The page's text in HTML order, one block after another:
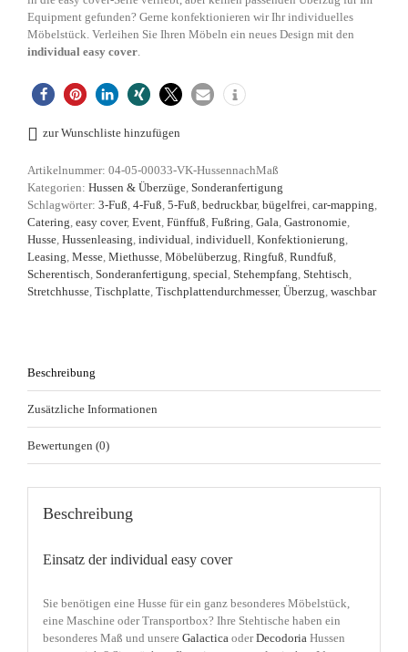
Equipment gefunden? Gerne konfektionieren wir Ihr individuelles
Möbelstück. Verleihen Sie Ihren Möbeln ein neues Design mit den
individual easy cover.
zur Wunschliste hinzufügen
Artikelnummer: 04-05-00033-VK-HussennachMaß
Kategorien: Hussen & Überzüge Sonderanfertigung
Schlagwörter: 3-Fuß 4-Fuß 5-Fuß bedruckbar, bügelfrei car-mapping
Catering easy cover, Event Fünffuß Fußring Gala Gastronomie
Husse Hussenleasing individual individuell Konfektionierung
Leasing Messe Miethusse Möbelüberzug Ringfuß Rundfuß
Scherentisch Sonderanfertigung special Stehempfang Stehtisch
Stretchhusse Tischplatte Tischplattendurchmesser, Überzug waschbar
Beschreibung
Zusätzliche Informationen
Bewertungen (0)
Beschreibung
Einsatz der individual easy cover
Sie benötigen eine Husse für ein ganz besonderes Möbelstück,
eine Maschine oder Transportbox? Ihre Stehtische haben ein
besonderes Maß und unsere GalacticaoderDecodoriaHussen